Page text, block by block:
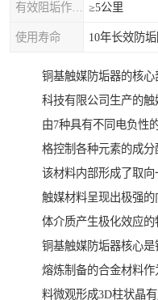
≥5公里
使用寿命 10年长效防
铜基触媒防垢器的核
科技有限公司生产的
由7种具有不同电负性
格控制各种元素的成
该材料内部形成了取
触媒材料呈现出极强
体介质产生极化效应的
铜基触媒防垢器核心是
熔炼制备的合金材料
料微观形成3D柱状晶